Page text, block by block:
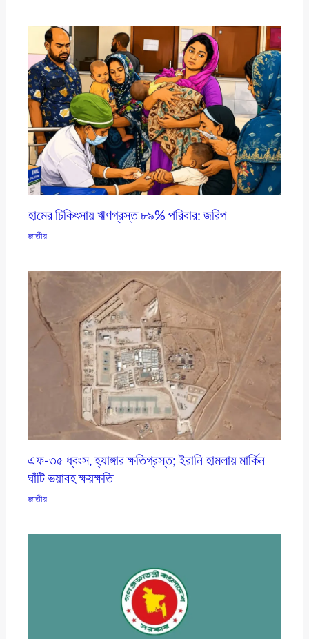
হামের চিকিৎসায় ঋণগ্রস্ত ৮৯% পরিবার: জরিপ
জাতীয়
এফ-৩৫ ধ্বংস, হ্যাঙ্গার ক্ষতিগ্রস্ত; ইরানি হামলায় মার্কিন
ঘাঁটি ভয়াবহ ক্ষয়ক্ষতি
জাতীয়